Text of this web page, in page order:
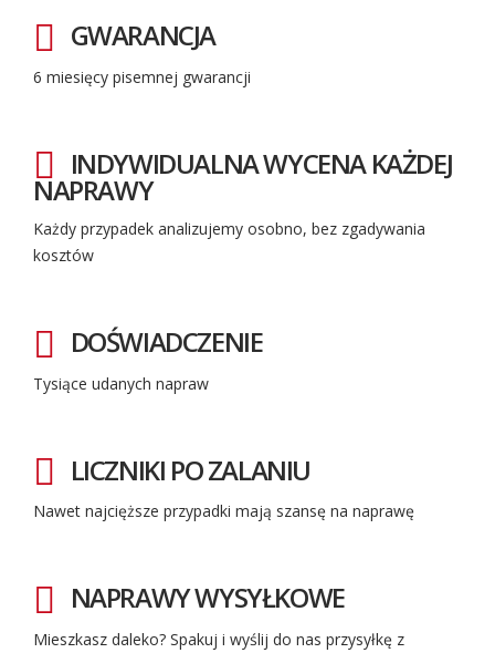
GWARANCJA
6 miesięcy pisemnej gwarancji
INDYWIDUALNA WYCENA KAŻDEJ
NAPRAWY
Każdy przypadek analizujemy osobno, bez zgadywania
kosztów
DOŚWIADCZENIE
Tysiące udanych napraw
LICZNIKI PO ZALANIU
Nawet najcięższe przypadki mają szansę na naprawę
NAPRAWY WYSYŁKOWE
Mieszkasz daleko? Spakuj i wyślij do nas przysyłkę z